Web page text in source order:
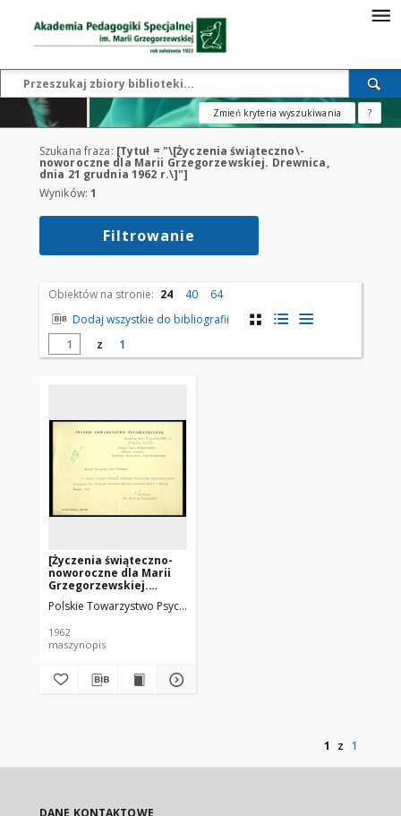
Zmień kryteria wyszukiwania ?
Szukana fraza: [Tytuł = "\[Życzenia świąteczno\-
noworoczne dla Marii Grzegorzewskiej. Drewnica,
dnia 21 grudnia 1962 r.\]"]
Wyników:1
Filtrowanie
Obiektów na stronie: 24 40
64
Dodaj wszystkie do bibliografii
z
1
[Życzenia świąteczno-
noworoczne dla Marii
Grzegorzewskiej.
Drewnica, dnia 21
grudnia 1962 r.]
Polskie Towarzystwo Psychiatryczne
1962
maszynopis
1 z 1
DANE KONTAKTOWE